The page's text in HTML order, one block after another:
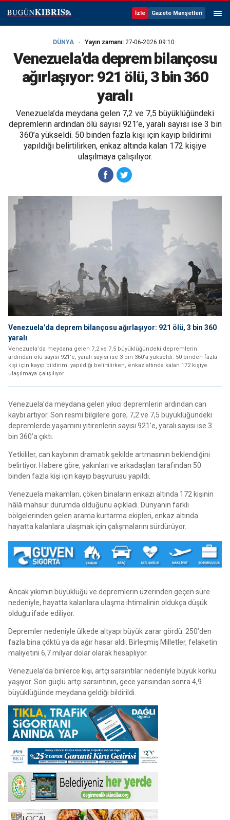
İzle Gazete Manşetleri
DÜNYA Yayın zamanı: 27-06-2026 09:10
Venezuela’da deprem bilançosu
ağırlaşıyor: 921 ölü, 3 bin 360
yaralı
Venezuela’da meydana gelen 7,2 ve 7,5 büyüklüğündeki
depremlerin ardından ölü sayısı 921’e, yaralı sayısı ise 3 bin
360’a yükseldi. 50 binden fazla kişi için kayıp bildirimi
yapıldığı belirtilirken, enkaz altında kalan 172 kişiye
ulaşılmaya çalışılıyor.
Venezuela’da deprem bilançosu ağırlaşıyor: 921 ölü, 3 bin 360
yaralı
Venezuela’da meydana gelen 7,2 ve 7,5 büyüklüğündeki depremlerin
ardından ölü sayısı 921’e, yaralı sayısı ise 3 bin 360’a yükseldi. 50 binden fazla
kişi için kayıp bildirimi yapıldığı belirtilirken, enkaz altında kalan 172 kişiye
ulaşılmaya çalışılıyor.
Venezuela’da meydana gelen yıkıcı depremlerin ardından can
kaybı artıyor. Son resmi bilgilere göre, 7,2 ve 7,5 büyüklüğündeki
depremlerde yaşamını yitirenlerin sayısı 921’e, yaralı sayısı ise 3
bin 360’a çıktı.
Yetkililer, can kaybının dramatik şekilde artmasının beklendiğini
belirtiyor. Habere göre, yakınları ve arkadaşları tarafından 50
binden fazla kişi için kayıp başvurusu yapıldı.
Venezuela makamları, çöken binaların enkazı altında 172 kişinin
hâlâ mahsur durumda olduğunu açıkladı. Dünyanın farklı
bölgelerinden gelen arama kurtarma ekipleri, enkaz altında
hayatta kalanlara ulaşmak için çalışmalarını sürdürüyor.
Ancak yıkımın büyüklüğü ve depremlerin üzerinden geçen süre
nedeniyle, hayatta kalanlara ulaşma ihtimalinin oldukça düşük
olduğu ifade ediliyor.
Depremler nedeniyle ülkede altyapı büyük zarar gördü. 250’den
fazla bina çöktü ya da ağır hasar aldı. Birleşmiş Milletler, felaketin
maliyetini 6,7 milyar dolar olarak hesaplıyor.
Venezuela’da binlerce kişi, artçı sarsıntılar nedeniyle büyük korku
yaşıyor. Son güçlü artçı sarsıntının, gece yarısından sonra 4,9
büyüklüğünde meydana geldiği bildirildi.